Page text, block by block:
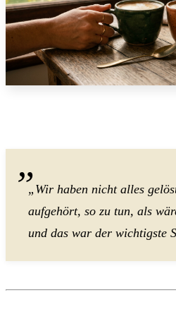
„Wir haben nicht alles
aufgehört, so zu tun, als
und das war der wichtigste